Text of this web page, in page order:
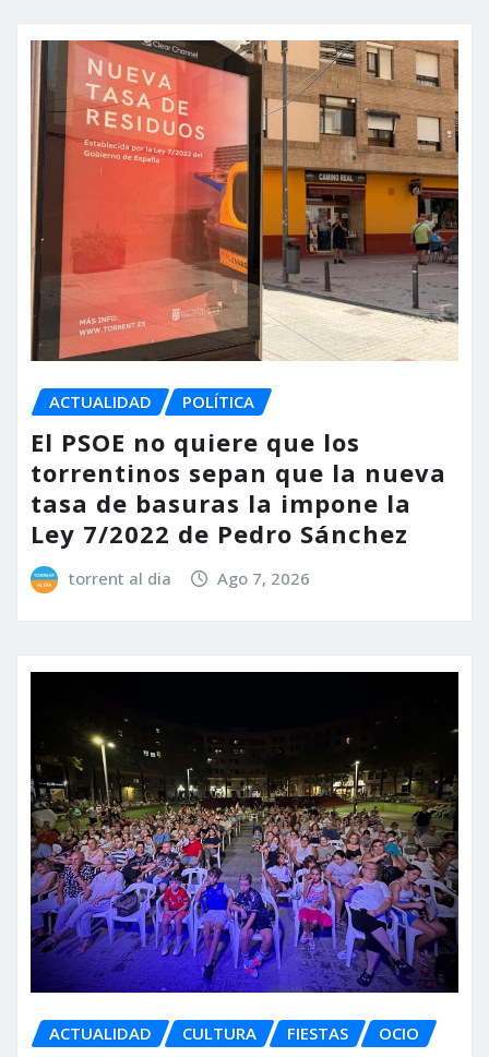
ACTUALIDAD POLÍTICA
El PSOE no quiere que los
torrentinos sepan que la nueva
tasa de basuras la impone la
Ley 7/2022 de Pedro Sánchez
torrent al dia Ago 7, 2026
ACTUALIDAD CULTURA FIESTAS OCIO